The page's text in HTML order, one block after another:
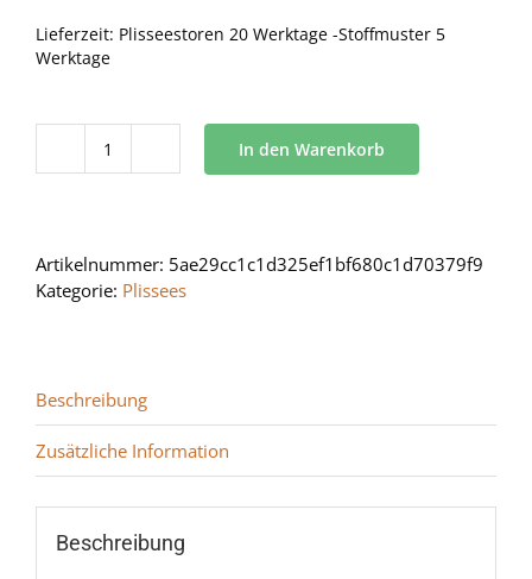
Lieferzeit: Plisseestoren 20 Werktage -Stoffmuster 5
Werktage
BB
In den Warenkorb
Artikelnummer: 5ae29cc1c1d325ef1bf680c1d70379f9
Kategorie: Plissees
Beschreibung
Zusätzliche Information
Beschreibung